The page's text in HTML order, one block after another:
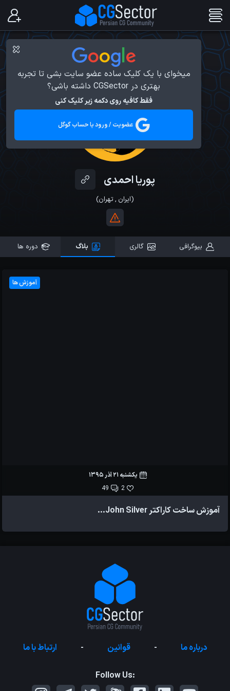
میخوای با یک کلیک ساده عضو سایت بشی تا تجربه
بهتری در CGSector داشته باشی؟
فقط کافیه روی دکمه زیر کلیک کنی
عضویت / ورود با حساب گوگل
پوریا احمدی
(ایران ,تهران)
بیوگرافی گالری بلاگ دوره ها
آموزش ها
یکشنبه 21 آذر 1395
2
49
آموزش ساخت کاراکتر John Silver...
درباره ما - قوانین - ارتباط با ما
Follow Us: